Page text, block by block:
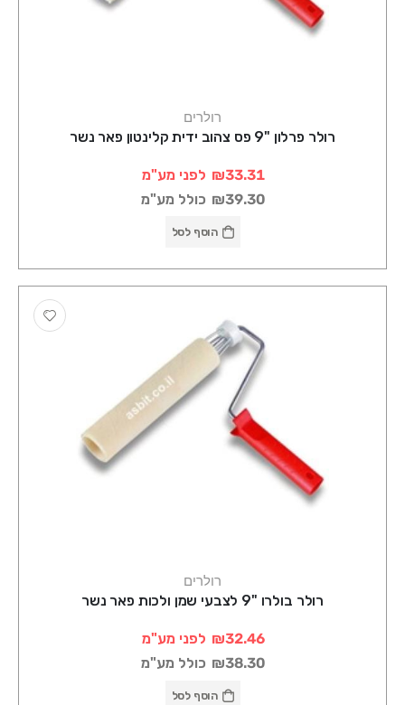
רולרים
רולר פרלון "9 פס צהוב ידית קלינטון פאר נשר
₪33.31 לפני מע"מ
₪39.30 כולל מע"מ
הוסף לסל
רולרים
רולר בולרו "9 לצבעי שמן ולכות פאר נשר
₪32.46 לפני מע"מ
₪38.30 כולל מע"מ
הוסף לסל